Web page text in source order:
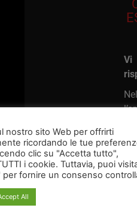
Vi
in
nostro sito Web per offrirti
ricordando le tue
clic su "Accetta tutto",
i cookie. Tuttavia, puoi
fornire un consenso
All